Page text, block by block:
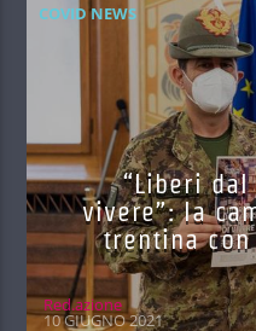
COVID NEWS
“Liberi
vivere”: la
trentina con
Red.azione
10 GIUGNO 2021